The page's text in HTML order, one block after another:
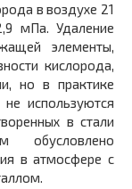
в воздухе 21
мПа. Удаление
элементы,
кислорода,
но в практике
используются
в стали
обусловлено
в атмосфере с